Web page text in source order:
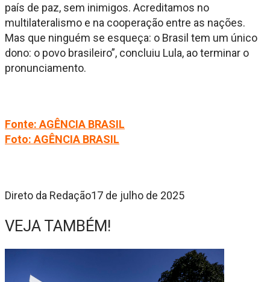
país de paz, sem inimigos. Acreditamos no
multilateralismo e na cooperação entre as nações.
Mas que ninguém se esqueça: o Brasil tem um único
dono: o povo brasileiro”, concluiu Lula, ao terminar o
pronunciamento.
Fonte: AGÊNCIA BRASIL
Foto: AGÊNCIA BRASIL
Direto da Redação17 de julho de 2025
VEJA TAMBÉM!